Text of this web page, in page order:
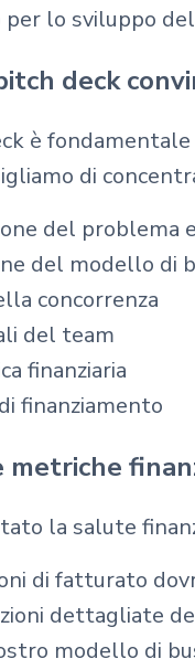
per lo sviluppo
deck
è
di
del problema
del modello di
concorrenza
del team
finanziaria
finanziamento
metriche
la salute
di fatturato
dettagliate
modello di